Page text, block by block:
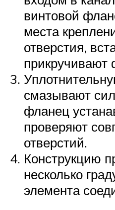
винтовой
места
отверстия,
прикручивают
смазывают
фланец
проверяют
отверстий.
Конструкцию
несколько
элемента